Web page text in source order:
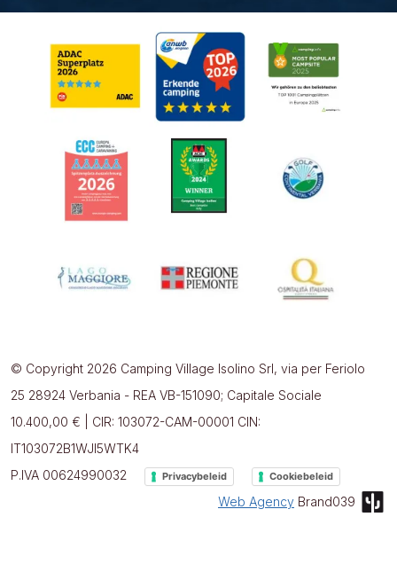
© Copyright 2026 Camping Village Isolino Srl, via per Feriolo
25 28924 Verbania - REA VB-151090; Capitale Sociale
10.400,00 € | CIR: 103072-CAM-00001 CIN:
IT103072B1WJI5WTK4
P.IVA 00624990032
Privacybeleid Cookiebeleid
Web Agency Brand039